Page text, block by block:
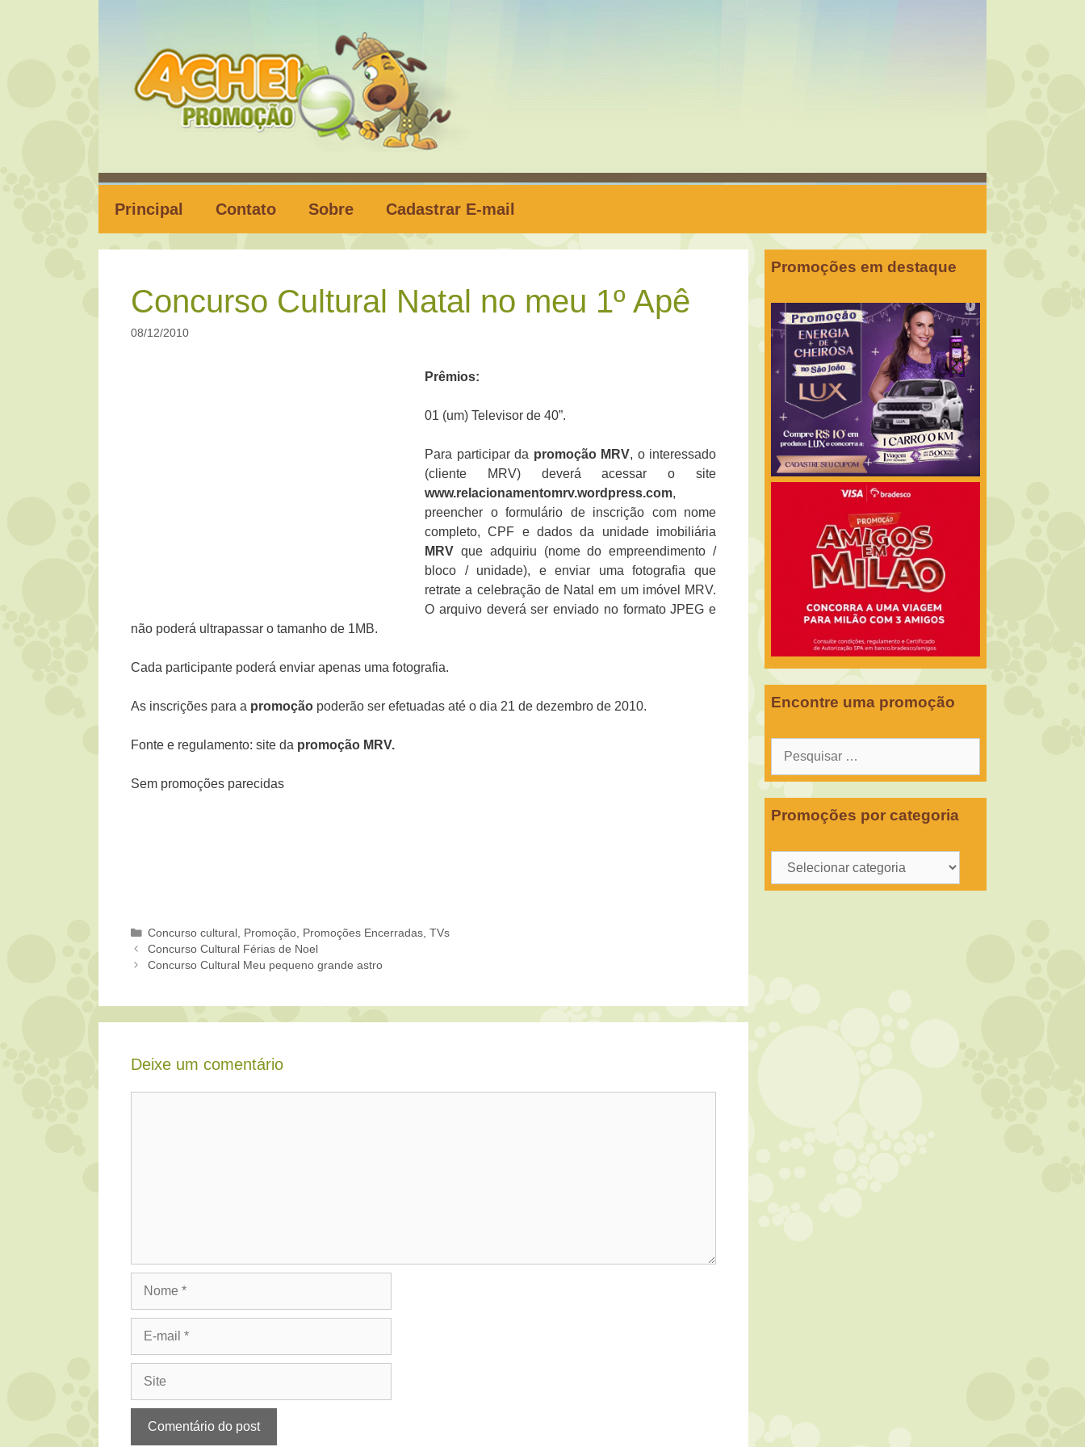
Principal Contato Sobre Cadastrar E-mail
Concurso Cultural Natal no meu 1º Apê
08/12/2010
Prêmios:
01 (um) Televisor de 40”.
Para participar da promoção MRV, o interessado
(cliente MRV) deverá acessar o site
www.relacionamentomrv.wordpress.com,
preencher o formulário de inscrição com nome
completo, CPF e dados da unidade imobiliária
MRV que adquiriu (nome do empreendimento /
bloco / unidade), e enviar uma fotografia que
retrate a celebração de Natal em um imóvel MRV.
O arquivo deverá ser enviado no formato JPEG e
não poderá ultrapassar o tamanho de 1MB.
Cada participante poderá enviar apenas uma fotografia.
As inscrições para a promoção poderão ser efetuadas até o dia 21 de dezembro de 2010.
Fonte e regulamento: site da promoção MRV.
Sem promoções parecidas
Categorias
Concurso cultural Promoção Promoções Encerradas ,TVs
Concurso Cultural Férias de Noel
Concurso Cultural Meu pequeno grande astro
Deixe um comentário
Promoções em destaque
Encontre uma promoção
Pesquisar
Promoções por categoria
Promoções
por